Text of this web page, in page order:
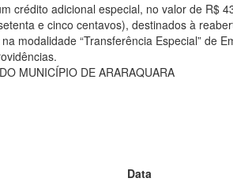
crédito adicional especial, no valor de R$
e cinco centavos), destinados à
modalidade “Transferência Especial” de
MUNICÍPIO DE ARARAQUARA
Data